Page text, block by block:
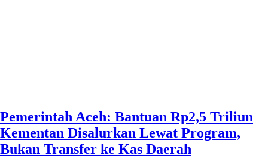
Pemerintah Aceh: Bantuan Rp2,5 Triliun
Kementan Disalurkan Lewat Program,
Bukan Transfer ke Kas Daerah